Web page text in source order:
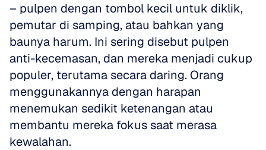
– pulpen dengan tombol kecil untuk diklik,
pemutar di samping, atau bahkan yang
baunya harum. Ini sering disebut pulpen
anti-kecemasan, dan mereka menjadi cukup
populer, terutama secara daring. Orang
menggunakannya dengan harapan
menemukan sedikit ketenangan atau
membantu mereka fokus saat merasa
kewalahan.